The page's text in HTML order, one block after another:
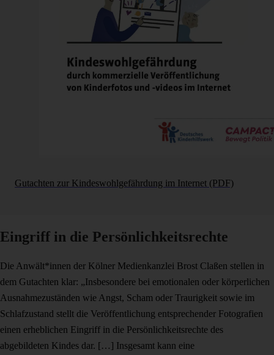
Gutachten zur Kindeswohlgefährdung im Internet (PDF)
Eingriff in die Persönlichkeitsrechte
Die Anwält*innen der Kölner Medienkanzlei Brost Claßen stellen in
dem Gutachten klar: „Insbesondere bei emotionalen oder körperlichen
Ausnahmezuständen wie Angst, Scham oder Traurigkeit sowie im
Schlafzustand stellt die Veröffentlichung entsprechender Fotografien
einen erheblichen Eingriff in die Persönlichkeitsrechte des
abgebildeten Kindes dar. […] Insgesamt kann eine